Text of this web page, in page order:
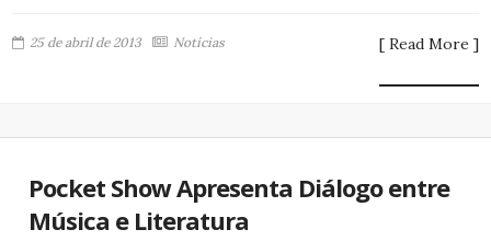
25 de abril de 2013 Notícias [ Read More ]
Pocket Show Apresenta Diálogo entre
Música e Literatura